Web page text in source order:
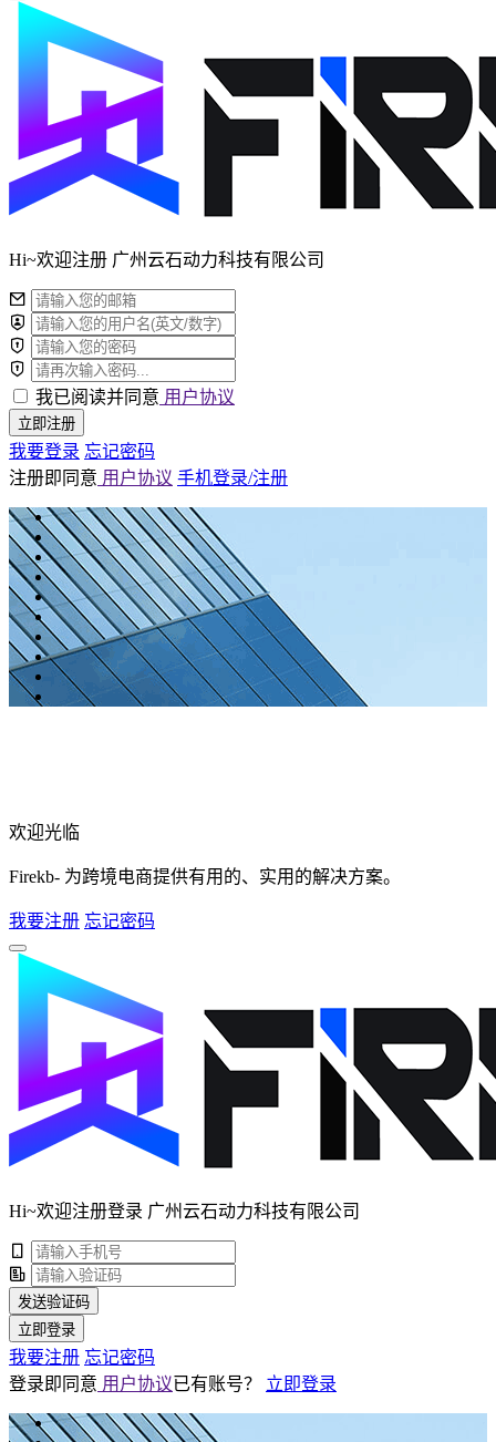
Hi~欢迎注册 广州云石动力科技有限公司
我已阅读并同意 用户协议
立即注册
我要登录 忘记密码
注册即同意 用户协议 手机登录/注册
欢迎光临
Firekb- 为跨境电商提供有用的、实用的解决方案。
我要注册 忘记密码
Hi~欢迎注册登录 广州云石动力科技有限公司
发送验证码
立即登录
我要注册 忘记密码
登录即同意 用户协议已有账号？ 立即登录